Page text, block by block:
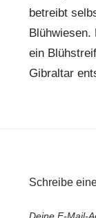
betreibt
Blühwiesen.
ein
Gibraltar
Schreibe